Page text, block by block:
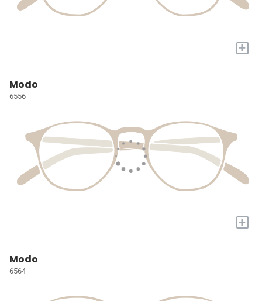
+
Modo
6556
+
Modo
6564